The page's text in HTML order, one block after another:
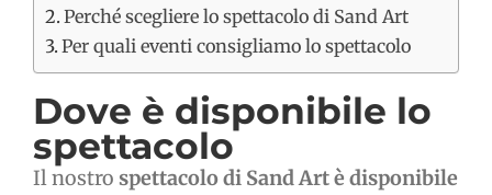
Perché scegliere lo spettacolo di Sand Art
Per quali eventi consigliamo lo spettacolo
Dove è disponibile lo
spettacolo
Il nostro spettacolo di Sand Art è disponibile